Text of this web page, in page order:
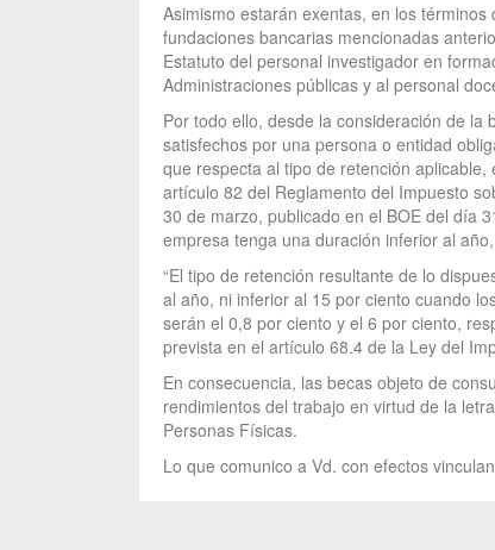
Asimismo estarán exentas, en los
fundaciones bancarias mencionadas
Estatuto del personal investigador en
Administraciones públicas y al personal
Por todo ello, desde la consideración de
satisfechos por una persona o entidad
que respecta al tipo de retención
artículo 82 del Reglamento del Impuesto
30 de marzo, publicado en el BOE del día
empresa tenga una duración inferior al
“El tipo de retención resultante de lo
al año, ni inferior al 15 por ciento cuando
serán el 0,8 por ciento y el 6 por ciento,
prevista en el artículo 68.4 de la Ley del
En consecuencia, las becas objeto de
rendimientos del trabajo en virtud de la
Personas Físicas.
Lo que comunico a Vd. con efectos